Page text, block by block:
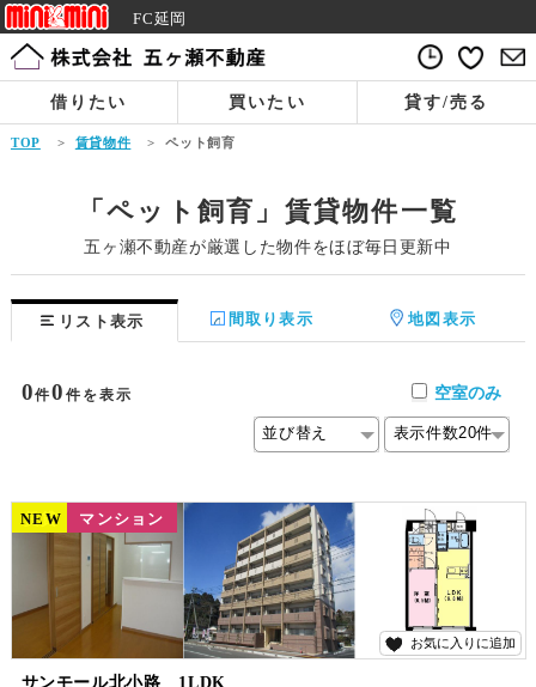
FC延岡
借りたい 買いたい 貸す/売る
TOP > 賃貸物件 > ペット飼育
「ペット飼育」賃貸物件一覧
五ヶ瀬不動産が厳選した物件をほぼ毎日更新中
リスト表示 間取り表示 地図表示
0件0件を表示 空室のみ
お気に入りに追加
賃貸
NEW マンション
サンモール北小路 1LDK